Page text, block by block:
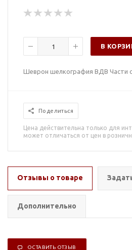
В
Шеврон шелкография ВДВ Части
Поделиться
Цена действительна только для
может отличаться от цен в
Отзывы о товаре
Дополнительно
ОСТАВИТЬ ОТЗЫВ